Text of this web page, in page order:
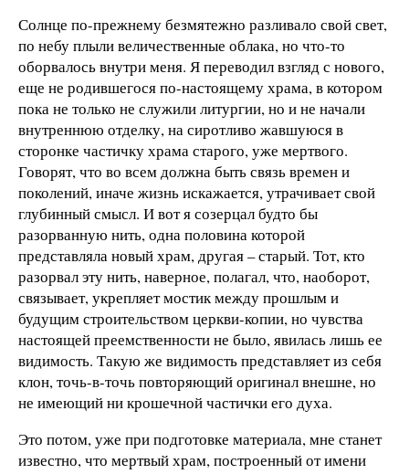
Солнце по-прежнему безмятежно разливало свой свет,
по небу плыли величественные облака, но что-то
оборвалось внутри меня. Я переводил взгляд с нового,
еще не родившегося по-настоящему храма, в котором
пока не только не служили литургии, но и не начали
внутреннюю отделку, на сиротливо жавшуюся в
сторонке частичку храма старого, уже мертвого.
Говорят, что во всем должна быть связь времен и
поколений, иначе жизнь искажается, утрачивает свой
глубинный смысл. И вот я созерцал будто бы
разорванную нить, одна половина которой
представляла новый храм, другая – старый. Тот, кто
разорвал эту нить, наверное, полагал, что, наоборот,
связывает, укрепляет мостик между прошлым и
будущим строительством церкви-копии, но чувства
настоящей преемственности не было, явилась лишь ее
видимость. Такую же видимость представляет из себя
клон, точь-в-точь повторяющий оригинал внешне, но
не имеющий ни крошечной частички его духа.
Это потом, уже при подготовке материала, мне станет
известно, что мертвый храм, построенный от имени